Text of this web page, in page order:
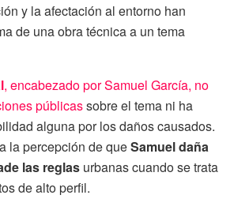
y la afectación al entorno han
de una obra técnica a un tema
, encabezado por Samuel García, no
públicassobre el tema ni ha
alguna por los daños causados.
la percepción de queSamuel daña
las reglas urbanas cuando se trata
de alto perfil.